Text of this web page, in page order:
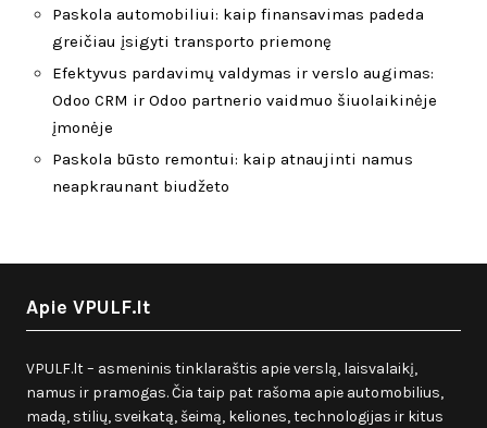
Paskola automobiliui: kaip finansavimas padeda
greičiau įsigyti transporto priemonę
Efektyvus pardavimų valdymas ir verslo augimas:
Odoo CRM ir Odoo partnerio vaidmuo šiuolaikinėje
įmonėje
Paskola būsto remontui: kaip atnaujinti namus
neapkraunant biudžeto
Apie VPULF.lt
VPULF.lt – asmeninis tinklaraštis apie verslą, laisvalaikį,
namus ir pramogas. Čia taip pat rašoma apie automobilius,
madą, stilių, sveikatą, šeimą, keliones, technologijas ir kitus